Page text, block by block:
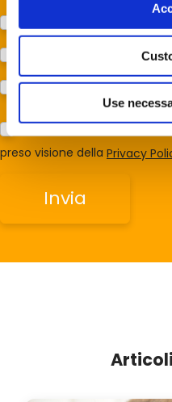
Use
Protezione dei cani e dei
Prodotti (Almo Nature)
Acconsento al
preso visione della Privacy